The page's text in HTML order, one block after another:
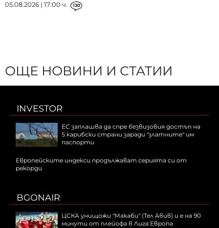
05.08.2026 | 17:00 ч. 130
ОЩЕ НОВИНИ И СТАТИИ
INVESTOR
ЕС заплашва да спре безвизовия достъп на
5 карибски страни заради "златните" им
паспорти
Европейските индекси продължават серията си от
рекорди
BGONAIR
ЦСКА унищожи "Макаби" (Тел Авив) и е на 90
минути от плейофа в Лига Европа